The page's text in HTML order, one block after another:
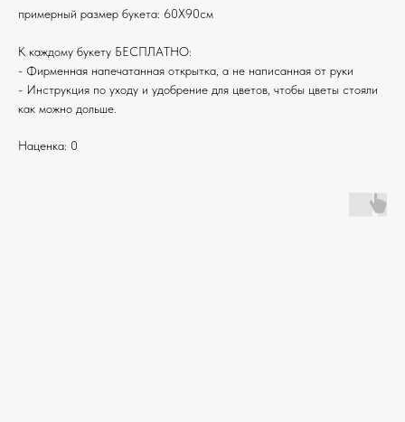
примерный размер букета: 60Х90см
К каждому букету БЕСПЛАТНО:
- Фирменная напечатанная открытка, а не написанная от руки
- Инструкция по уходу и удобрение для цветов, чтобы цветы стояли
как можно дольше.
Наценка: 0